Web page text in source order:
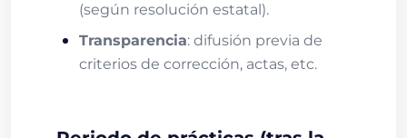
(según resolución estatal).
Transparencia: difusión previa de
criterios de corrección, actas, etc.